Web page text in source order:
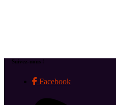
Suivez-nous !
Facebook